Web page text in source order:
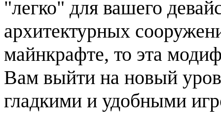
"легко" для вашего
архитектурных
майнкрафте, то эта
Вам выйти на новый
гладкими и удобными